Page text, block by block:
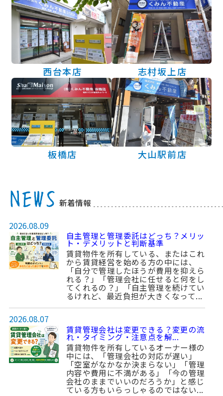
西台本店 志村坂上店
板橋店 大山駅前店
新着情報
2026.08.09
自主管理と管理委託はどっち？メリッ
ト・デメリットと判断基準
賃貸物件を所有している、またはこれ
から賃貸経営を始める方の中には、
「自分で管理したほうが費用を抑えら
れる？」「管理会社に任せると何をし
てくれるの？」「自主管理を続けてい
るけれど、最近負担が大きくなって...
2026.08.07
賃貸管理会社は変更できる？変更の流
れ・タイミング・注意点を解...
賃貸物件を所有しているオーナー様の
中には、「管理会社の対応が遅い」
「空室がなかなか決まらない」「管理
内容や費用に不満がある」「今の管理
会社のままでいいのだろうか」と感じ
ている方もいらっしゃるのではない...